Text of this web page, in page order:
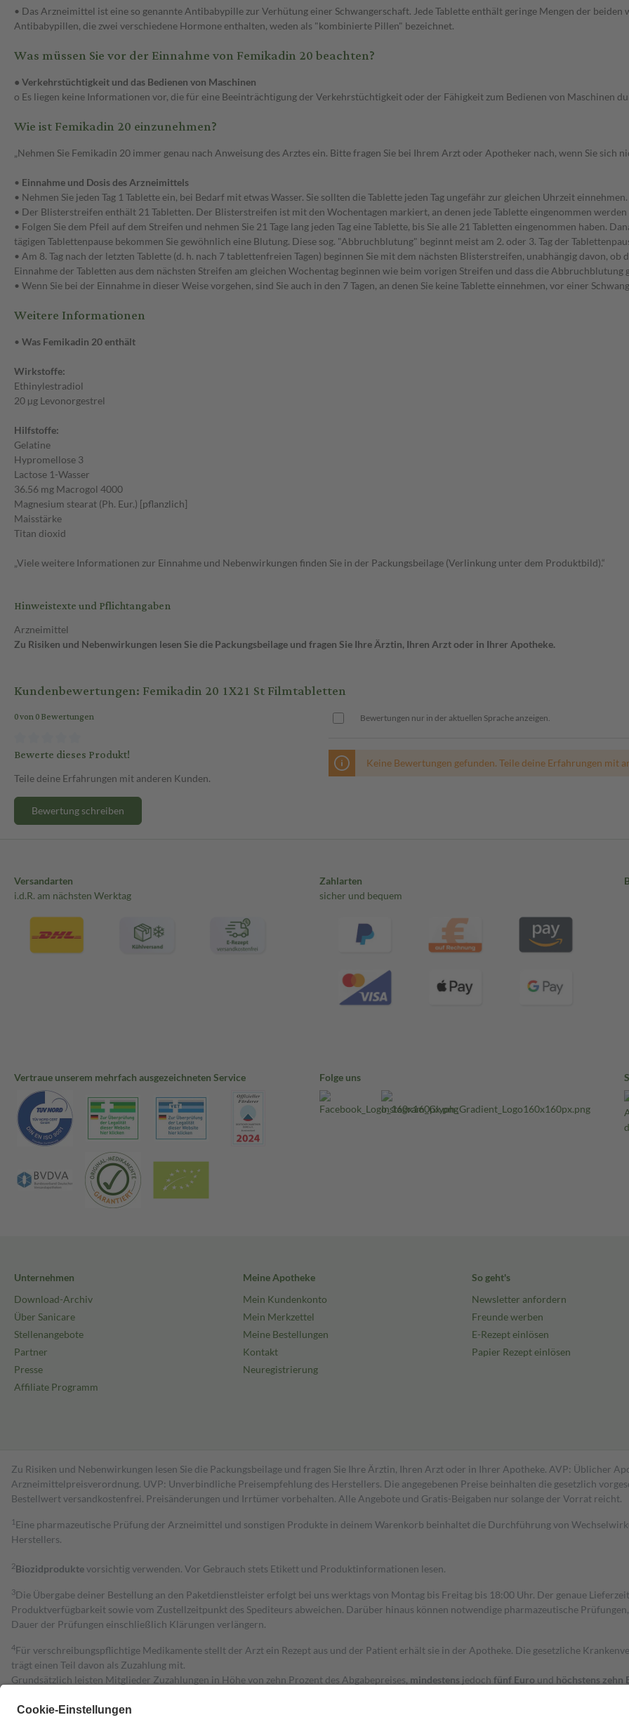
• Das Arzneimittel ist eine so genannte Antibabypille zur Verhütung einer Schwangerschaft. Jede Tablette enthält geringe Mengen der
Antibabypillen, die zwei verschiedene Hormone enthalten, weden als "kombinierte Pillen" bezeichnet.
Was müssen Sie vor der Einnahme von Femikadin 20 beachten?
● Verkehrstüchtigkeit und das Bedienen von Maschinen
o Es liegen keine Informationen vor, die für eine Beeinträchtigung der Verkehrstüchtigkeit oder der Fähigkeit zum Bedienen von Maschinen
Wie ist Femikadin 20 einzunehmen?
„Nehmen Sie Femikadin 20 immer genau nach Anweisung des Arztes ein. Bitte fragen Sie bei Ihrem Arzt oder Apotheker nach, wenn Sie sich
• Einnahme und Dosis des Arzneimittels
• Nehmen Sie jeden Tag 1 Tablette ein, bei Bedarf mit etwas Wasser. Sie sollten die Tablette jeden Tag ungefähr zur gleichen Uhrzeit einnehmen.
• Der Blisterstreifen enthält 21 Tabletten. Der Blisterstreifen ist mit den Wochentagen markiert, an denen jede Tablette eingenommen werden
• Folgen Sie dem Pfeil auf dem Streifen und nehmen Sie 21 Tage lang jeden Tag eine Tablette, bis Sie alle 21 Tabletten eingenommen haben.
tägigen Tablettenpause bekommen Sie gewöhnlich eine Blutung. Diese sog. "Abbruchblutung" beginnt meist am 2. oder 3. Tag der
• Am 8. Tag nach der letzten Tablette (d. h. nach 7 tablettenfreien Tagen) beginnen Sie mit dem nächsten Blisterstreifen, unabhängig davon,
Einnahme der Tabletten aus dem nächsten Streifen am gleichen Wochentag beginnen wie beim vorigen Streifen und dass die
• Wenn Sie bei der Einnahme in dieser Weise vorgehen, sind Sie auch in den 7 Tagen, an denen Sie keine Tablette einnehmen, vor einer
Weitere Informationen
• Was Femikadin 20 enthält
Wirkstoffe:
Ethinylestradiol
20 µg Levonorgestrel
Hilfstoffe:
Gelatine
Hypromellose 3
Lactose 1-Wasser
36.56 mg Macrogol 4000
Magnesium stearat (Ph. Eur.) [pflanzlich]
Maisstärke
Titan dioxid
„Viele weitere Informationen zur Einnahme und Nebenwirkungen finden Sie in der Packungsbeilage (Verlinkung unter dem Produktbild).“
Hinweistexte und Pflichtangaben
Arzneimittel
Zu Risiken und Nebenwirkungen lesen Sie die Packungsbeilage und fragen Sie Ihre Ärztin, Ihren Arzt oder in Ihrer Apotheke.
Kundenbewertungen: Femikadin 20 1X21 St Filmtabletten
0 von 0 Bewertungen
Bewerte dieses Produkt!
Teile deine Erfahrungen mit anderen Kunden.
Bewertung schreiben
Bewertungen nur in der aktuellen Sprache anzeigen.
Keine Bewertungen gefunden. Teile deine Erfahrungen mit
Versandarten
i.d.R. am nächsten Werktag
Zahlarten
sicher und bequem
Vertraue unserem mehrfach ausgezeichneten Service Folge uns
Unternehmen
Download-Archiv
Über Sanicare
Stellenangebote
Partner
Presse
Affiliate Programm
Meine Apotheke
Mein Kundenkonto
Mein Merkzettel
Meine Bestellungen
Kontakt
Neuregistrierung
So geht's
Newsletter anfordern
Freunde werben
E-Rezept einlösen
Papier Rezept einlösen
Zu Risiken und Nebenwirkungen lesen Sie die Packungsbeilage und fragen Sie Ihre Ärztin, Ihren Arzt oder in Ihrer Apotheke. AVP: Üblicher
Arzneimittelpreisverordnung. UVP: Unverbindliche Preisempfehlung des Herstellers. Die angegebenen Preise beinhalten die gesetzlich
Bestell­wert versand­kosten­frei. Preisänderungen und Irrtümer vorbehalten. Alle Angebote und Gratis-Beigaben nur solange der Vorrat reicht.
1 Eine pharmazeutische Prüfung der Arzneimittel und sonstigen Produkte in deinem Warenkorb beinhaltet die Durchführung von
Herstellers.
2Biozidproduktevorsichtig verwenden. Vor Gebrauch stets Etikett und Produktinformationen lesen.
3Die Übergabe deiner Bestellung an den Paketdienstleister erfolgt bei uns werktags von Montag bis Freitag bis 18:00 Uhr. Der genaue
Produktverfügbarkeit sowie vom Zustellzeitpunkt des Spediteurs abweichen. Darüber hinaus können notwendige pharmazeutische
Dauer der Prüfungen einschließlich Klärungen verlängern.
4Für verschreibungspflichtige Medikamente stellt der Arzt ein Rezept aus und der Patient erhält sie in der Apotheke. Die gesetzliche
trägt einen Teil davon als Zuzahlung mit.
Grundsätzlich leisten Mitglieder Zuzahlungen in Höhe von zehn Prozent des Abgabepreises, mindestens jedoch fünf Euro und höchstens zehn
Diese Regeln gelten grundsätzlich auch für Online-Apotheken.